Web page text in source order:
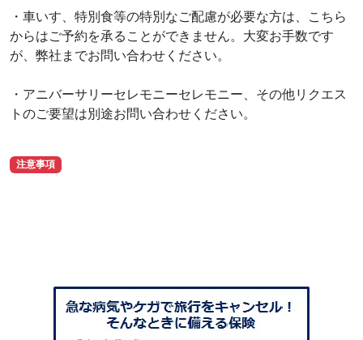
・車いす、特別食等の特別なご配慮が必要な方は、こちら
からはご予約を承ることができません。大変お手数です
が、弊社までお問い合わせください。
・アニバーサリーセレモニーセレモニー、その他リクエス
トのご要望は別途お問い合わせください。
注意事項